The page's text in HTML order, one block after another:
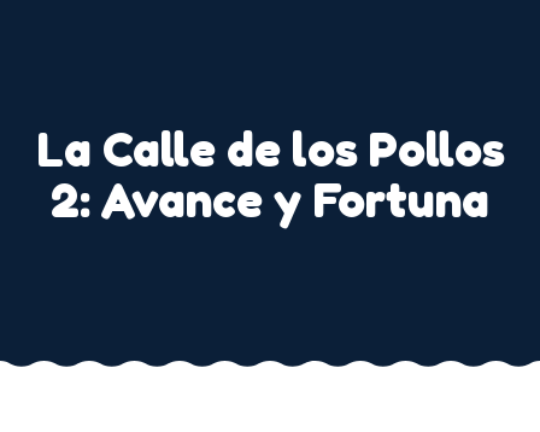
La Calle de los Pollos
2: Avance y Fortuna